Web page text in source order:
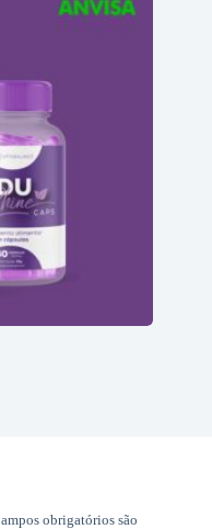
obrigatórios são